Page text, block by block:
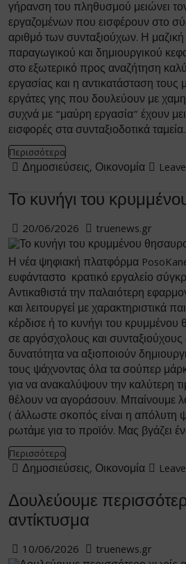
γήρανση του πληθυσμού μειώνει
εργαζομένων που εισφέρουν στο
αριθμό των συνταξιούχων. Η
παραγωγικού και δημιουργικού
στο εξωτερικό προς αναζήτηση
εργασίας και η αντικατάσταση τους
εργάτες γης που δουλεύουν με
συχνά με “μαύρη εργασία” έχουν
εισφορές στα συνταξιοδοτικά
Περισσότερα
Δημοσιεύσεις, Οικονομία
Το κυνήγι του
20/06/2026
truenews.gr
Η νέα ψηφιακή πλατφόρμα
ευφάνταστο κρατικό εργαλείο
Αντικαθιστά την παλαιότερη
και λειτουργεί με χαρακτηριστικά
κέρδισε ή το κυνήγι του
σε αργόσχολους και συνταξιούχους
δυνατότητα να αξιοποιούν
τους ψάχνοντας όλα τα σούπερ
για να ανακαλύψουν την καλύτερη
θέλουν να αγοράσουν. Μπαίνουμε
( άλλωστε σκοπός είναι η απόλυτη
ρωτάμε για το προϊόν. Μας βγάζει
Περισσότερα
Δημοσιεύσεις, Οικονομία
Δουλεύουμε
αντίκτυσμα
10/06/2026
truenews.gr